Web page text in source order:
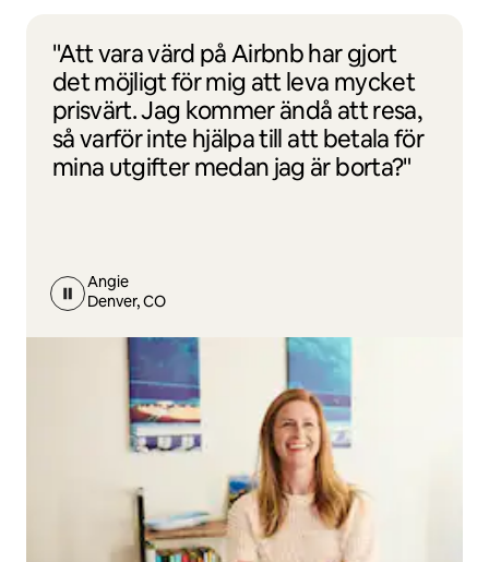
"Att vara värd på Airbnb har gjort
det möjligt för mig att leva mycket
prisvärt. Jag kommer ändå att resa,
så varför inte hjälpa till att betala för
mina utgifter medan jag är borta?"
Angie
Denver, CO